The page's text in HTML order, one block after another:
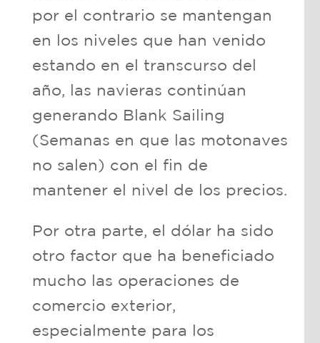
por el contrario se mantengan
en los niveles que han venido
estando en el transcurso del
año, las navieras continúan
generando Blank Sailing
(Semanas en que las motonaves
no salen) con el fin de
mantener el nivel de los precios.
Por otra parte, el dólar ha sido
otro factor que ha beneficiado
mucho las operaciones de
comercio exterior,
especialmente para los